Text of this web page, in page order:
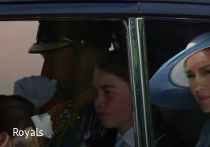
Royals